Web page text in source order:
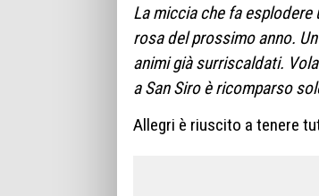
La miccia che fa
rosa del prossimo anno.
animi già surriscaldati.
a San Siro è ricomparso
Allegri è riuscito a tenere